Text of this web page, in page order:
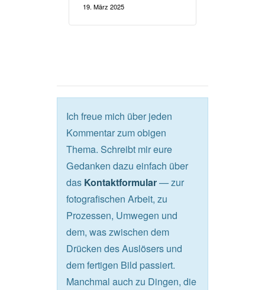
19. März 2025
Ich freue mich über jeden
Kommentar zum obigen
Thema. Schreibt mir eure
Gedanken dazu einfach über
das Kontaktformular— zur
fotografischen Arbeit, zu
Prozessen, Umwegen und
dem, was zwischen dem
Drücken des Auslösers und
dem fertigen Bild passiert.
Manchmal auch zu Dingen, die